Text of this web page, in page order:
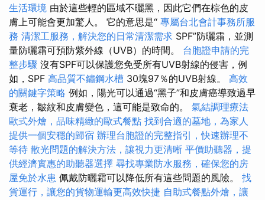
生活環境 由於這些輕的區域不曬黑，因此它們在棕色的皮
膚上可能會更加驚人。 它的意思是“ 專屬台北會計事務所服
務 清潔工服務，解決您的日常清潔需求 SPF”防曬霜，並測
量防曬霜可預防紫外線（UVB）的時間。 台胞證申請的完
整步驟 沒有SPF可以保護您免受所有UVB射線的侵害，例
如，SPF 高品質不鏽鋼水槽 30塊97％的UVB射線。 高效
的關鍵字策略 例如，陽光可以通過“黑子”和皮膚癌導致過早
衰老，皺紋和皮膚變色，這可能是致命的。 氣結調理療法
歐式外燴，品味精緻的歐式餐點 找到合適的墓地，為家人
提供一個安穩的歸宿 辦理台胞證的完整指引，快速辦理不
等待 散光問題的解決方法，讓視力更清晰 平價助聽器，提
供經濟實惠的助聽器選擇 尋找專業防水服務，確保您的房
屋免於水患 佩戴防曬霜可以降低所有這些問題的風險。 找
貨運行，讓您的貨物運輸更高效快捷 自助式餐點外燴，讓